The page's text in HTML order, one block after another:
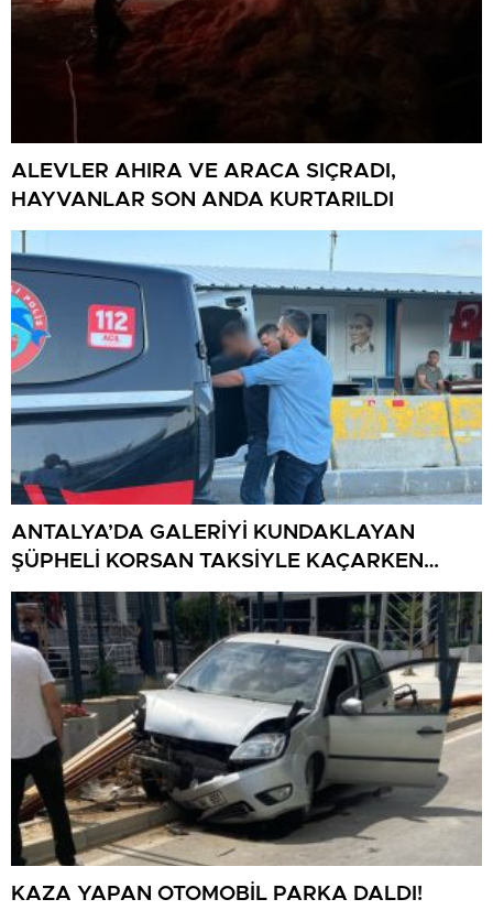
ALEVLER AHIRA VE ARACA SIÇRADI,
HAYVANLAR SON ANDA KURTARILDI
ANTALYA’DA GALERİYİ KUNDAKLAYAN
ŞÜPHELİ KORSAN TAKSİYLE KAÇARKEN
KÜTAHYA’DA YAKALANDI
KAZA YAPAN OTOMOBİL PARKA DALDI!